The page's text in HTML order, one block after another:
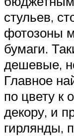
стульев,
фотозоны
бумаги.
дешевые,
Главное
по цвету к
декору, и
гирлянды,